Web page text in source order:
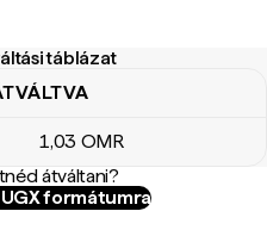
táblázat
táblázat
1,03 OMR
átváltani?
formátumra